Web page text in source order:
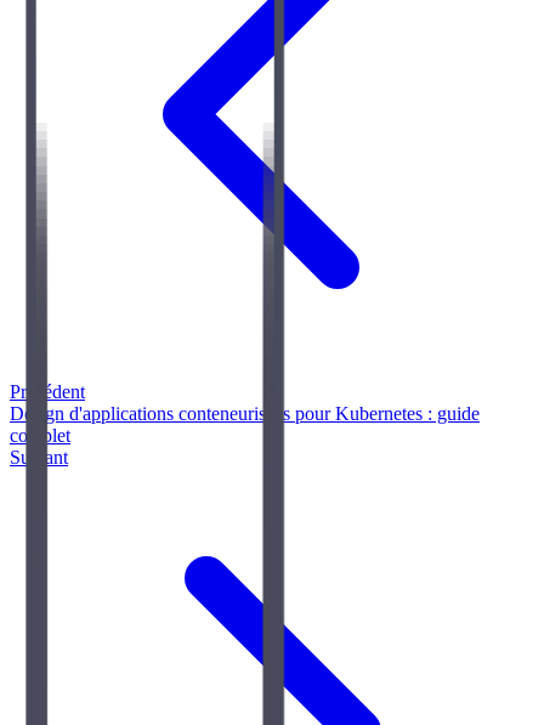
Précédent
Design d'applications conteneurisées pour Kubernetes : guide
complet
Suivant